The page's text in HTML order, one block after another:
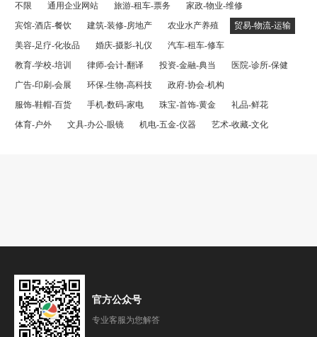
不限 通用企业网站 旅游-租车-票务
家政-物业-维修
宾馆-酒店-餐饮
建筑-装修-房地产 农业水产养殖
贸易-物流-运输
美容-足疗-化妆品
婚庆-摄影-礼仪
汽车-租车-修车
教育-学校-培训
律师-会计-翻译 投资-金融-典当
医院-诊所-保健
广告-印刷-会展
环保-生物-高科技
政府-协会-机构
服饰-鞋帽-百货
手机-数码-家电 珠宝-首饰-黄金
礼品-鲜花
体育-户外
文具-办公-眼镜 机电-五金-仪器 艺术-收藏-文化
官方公众号
专业客服为您解答